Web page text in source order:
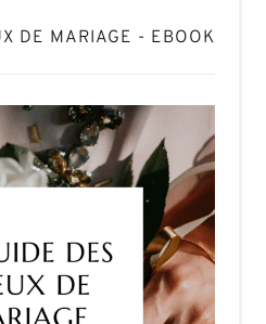
DE MARIAGE - EBOOK